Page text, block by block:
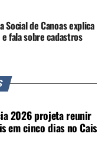
de Canoas explica
fala sobre cadastros
2026 projeta reunir
em cinco dias no Cais